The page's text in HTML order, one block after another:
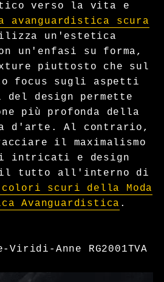
verso la vita e
avanguardistica scura
un'estetica
un'enfasi su forma,
piuttosto che sul
focus sugli aspetti
del design permette
più profonda della
d'arte. Al contrario,
il maximalismo
intricati e design
tutto all'interno di
scuri della Moda
Avanguardistica .